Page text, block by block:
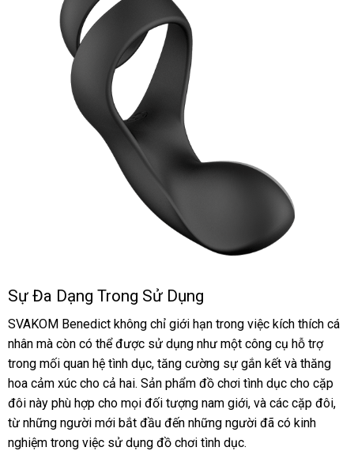
Vòng
dương
vật
SVAKOM
Benedict
Sự Đa Dạng Trong Sử Dụng
SVAKOM Benedict không chỉ giới hạn trong việc kích thích cá
nhân khuyến
mãi
mà còn đăng
ký
có thểrẻ
nhất
được sử dụng như một công cụ hỗ trợ
trong mối quan hệ tình dụcÚc
, tăng cường sự gắn kết đại
lý
và thăng
hoa cảm xúc cho cả haimua
hàng
. Sản phẩm đồ chơi tình dục cho cặp
đôi này phù hợp cho tiết
kiệm
mọi đối tượng nam giớiở
đâu
, cung
cấp
và đặt
hàng
các cặp đôi,
từ bảng
giá
những người mới bắt đầu đến Mỹ
những người Pháp
đã có kinh
nghiệm trong việc sử dụng đồ chơi tình dục.